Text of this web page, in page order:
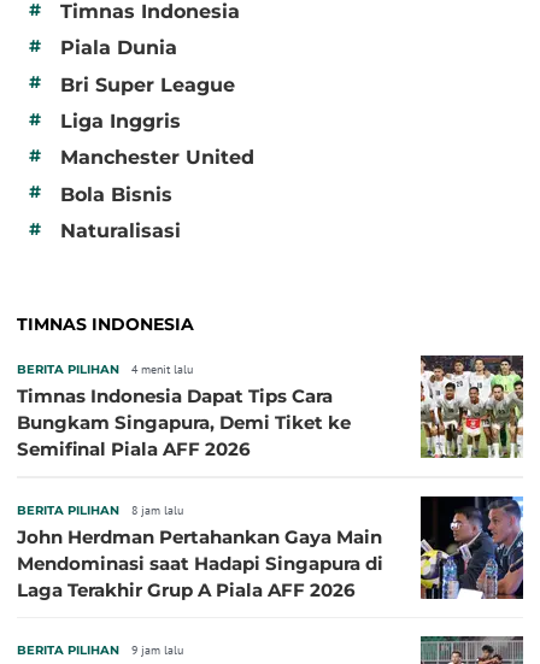
#
Timnas Indonesia
# Piala Dunia
# Bri Super League
# Liga Inggris
# Manchester United
# Bola Bisnis
# Naturalisasi
TIMNAS INDONESIA
BERITA PILIHAN 4 menit lalu
Timnas Indonesia Dapat Tips Cara
Bungkam Singapura, Demi Tiket ke
Semifinal Piala AFF 2026
BERITA PILIHAN 8 jam lalu
John Herdman Pertahankan Gaya Main
Mendominasi saat Hadapi Singapura di
Laga Terakhir Grup A Piala AFF 2026
BERITA PILIHAN 9 jam lalu